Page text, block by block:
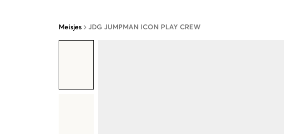
Meisjes JDG JUMPMAN ICON PLAY CREW